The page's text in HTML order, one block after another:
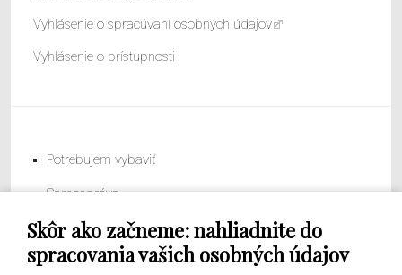
Skôr ako začneme: nahliadnite do
spracovania vašich osobných údajov
Vyhlásenie o spracúvaní osobných údajov
Vyhlásenie o prístupnosti
Potrebujem vybaviť
Samospráva
Obecný úrad